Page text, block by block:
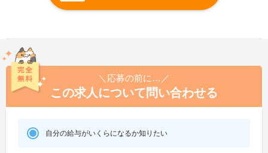
＼応募の前に…／
この求人について問い合わせる
自分の給与がいくらになるか知りたい